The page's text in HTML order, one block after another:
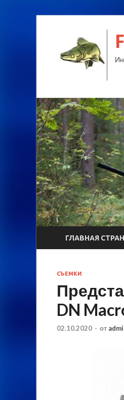
ГЛАВНАЯ
СЪЕМКИ
DN
02.10.2020 - от